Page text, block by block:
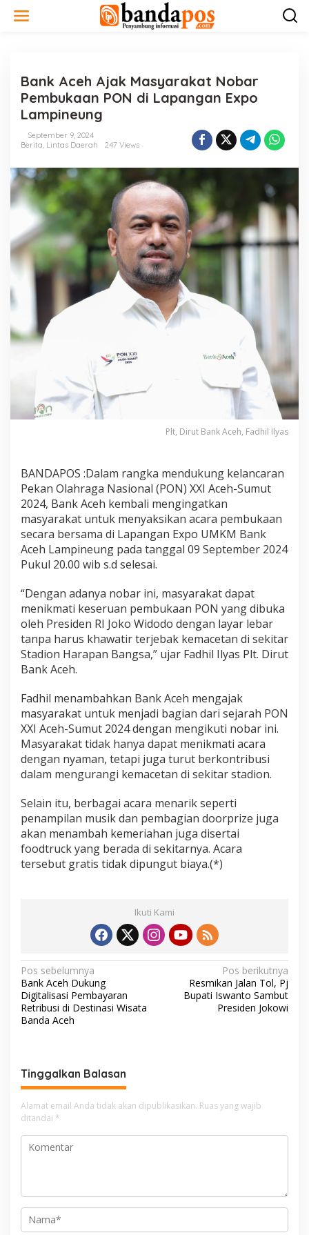
Bank Aceh Ajak Masyarakat Nobar
Pembukaan PON di Lapangan Expo
Lampineung
September 9, 2024
Berita, Lintas Daerah 247 Views
Plt, Dirut Bank Aceh, Fadhil Ilyas
BANDAPOS :Dalam rangka mendukung kelancaran
Pekan Olahraga Nasional (PON) XXI Aceh-Sumut
2024, Bank Aceh kembali mengingatkan
masyarakat untuk menyaksikan acara pembukaan
secara bersama di Lapangan Expo UMKM Bank
Aceh Lampineung pada tanggal 09 September 2024
Pukul 20.00 wib s.d selesai.
“Dengan adanya nobar ini, masyarakat dapat
menikmati keseruan pembukaan PON yang dibuka
oleh Presiden RI Joko Widodo dengan layar lebar
tanpa harus khawatir terjebak kemacetan di sekitar
Stadion Harapan Bangsa,” ujar Fadhil Ilyas Plt. Dirut
Bank Aceh.
Fadhil menambahkan Bank Aceh mengajak
masyarakat untuk menjadi bagian dari sejarah PON
XXI Aceh-Sumut 2024 dengan mengikuti nobar ini.
Masyarakat tidak hanya dapat menikmati acara
dengan nyaman, tetapi juga turut berkontribusi
dalam mengurangi kemacetan di sekitar stadion.
Selain itu, berbagai acara menarik seperti
penampilan musik dan pembagian doorprize juga
akan menambah kemeriahan juga disertai
foodtruck yang berada di sekitarnya. Acara
tersebut gratis tidak dipungut biaya.(*)
Ikuti Kami
N
a
v
a
s
i
p
o
Pos sebelumnya
Bank Aceh Dukung
Digitalisasi Pembayaran
Retribusi di Destinasi Wisata
Banda Aceh
Pos berikutnya
Resmikan Jalan Tol, Pj
Bupati Iswanto Sambut
Presiden Jokowi
Tinggalkan Balasan
Alamat email Anda tidak akan dipublikasikan. Ruas yang wajib
ditandai *